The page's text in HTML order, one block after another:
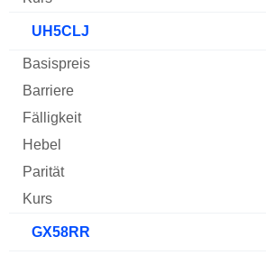
UH5CLJ
GX58RR